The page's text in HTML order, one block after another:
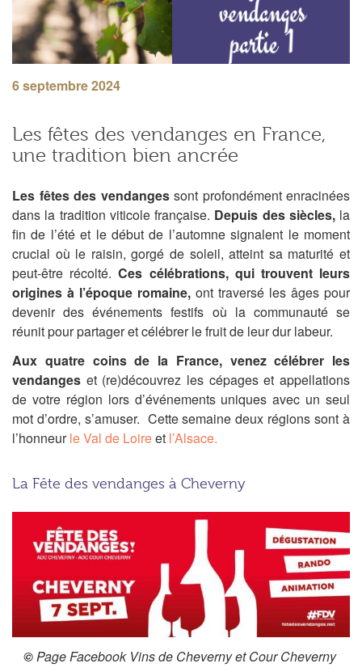
6 septembre 2024
Les fêtes des vendanges en France,
une tradition bien ancrée
Les fêtes des vendangessont profondément enracinées
dans la tradition viticole française. Depuis des siècles,la
fin de l’été et le début de l’automne signalent le moment
crucial où le raisin, gorgé de soleil, atteint sa maturité et
peut-être récolté.Ces célébrations, qui trouvent leurs
origines à l’époque romaine, ont traversé les âges pour
devenir des événements festifs où la communauté se
réunit pour partager et célébrer le fruit de leur dur labeur.
Aux quatre coins de la France, venez célébrer les
vendanges et (re)découvrez les cépages et appellations
de votre région lors d’événements uniques avec un seul
mot d’ordre, s’amuser. Cette semaine deux régions sont à
l’honneurle Val de Loireet l’Alsace.
La Fête des vendanges à Cheverny
©Page Facebook Vins de Cheverny et Cour Cheverny